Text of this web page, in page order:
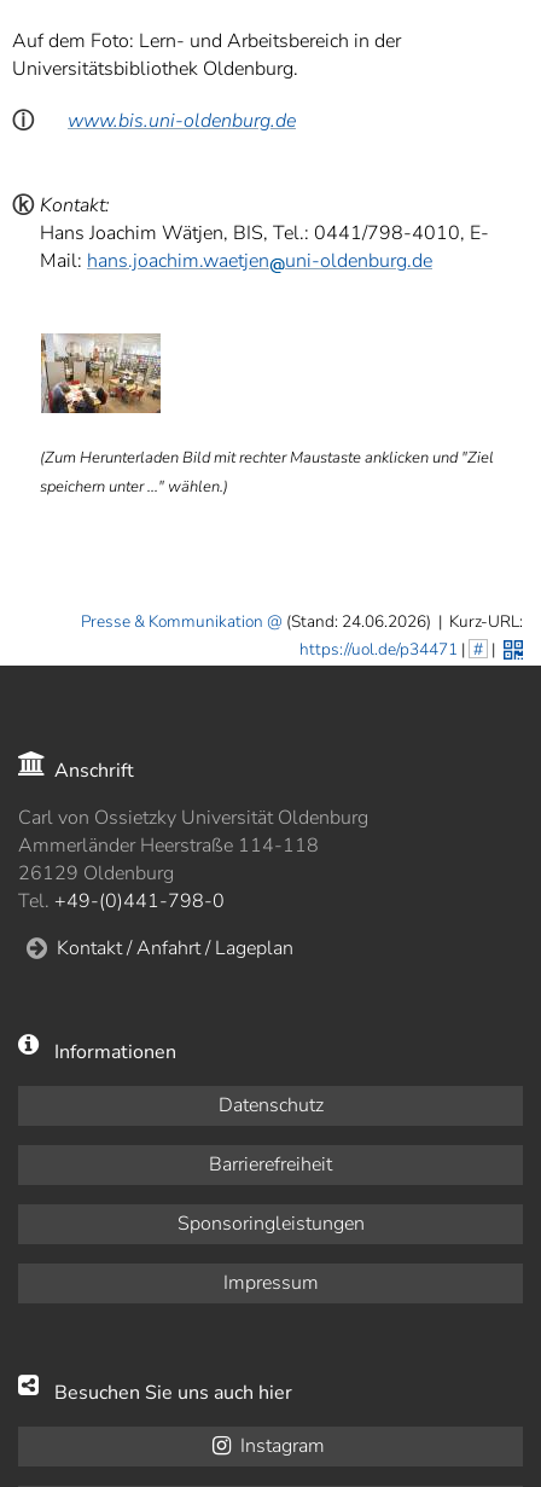
Auf dem Foto: Lern- und Arbeitsbereich in der
Universitätsbibliothek Oldenburg.
ⓘ www.bis.uni-oldenburg.de
ⓚ Kontakt:
Hans Joachim Wätjen, BIS, Tel.: 0441/798-4010, E-
Mail: hans.joachim.waetjen uni-oldenburg.de
(Zum Herunterladen Bild mit rechter Maustaste anklicken und "Ziel
speichern unter ..." wählen.)
Presse & Kommunikation (Stand: 24.06.2026) | Kurz-URL:
https://uol.de/p34471 | # |
Anschrift
Carl von Ossietzky Universität Oldenburg
Ammerländer Heerstraße 114-118
26129 Oldenburg
Tel. +49-(0)441-798-0
Kontakt / Anfahrt / Lageplan
Informationen
Datenschutz
Barrierefreiheit
Sponsoringleistungen
Impressum
Besuchen Sie uns auch hier
Instagram